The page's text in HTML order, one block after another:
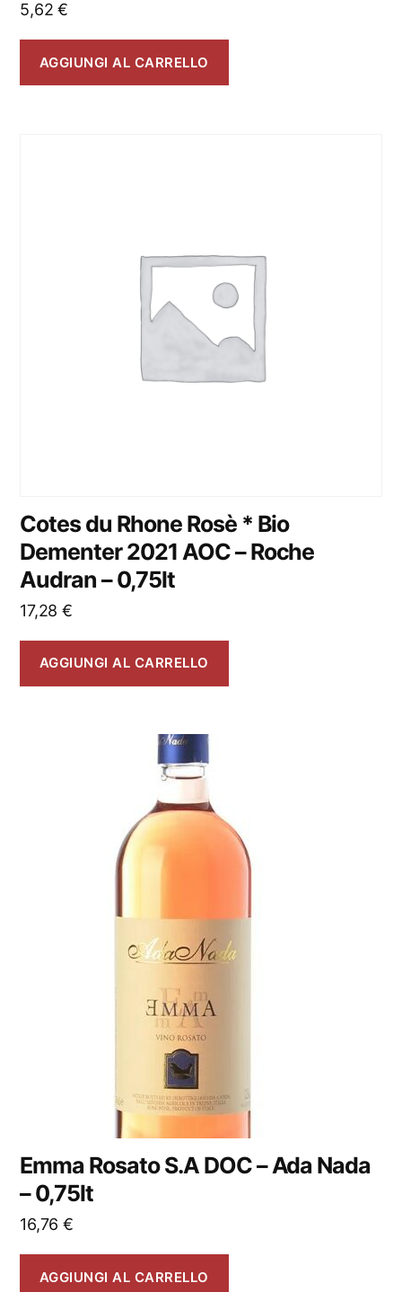
5,62€
AGGIUNGI AL CARRELLO
Cotes du Rhone Rosè * Bio
Dementer 2021 AOC – Roche
Audran – 0,75lt
17,28 €
AGGIUNGI AL CARRELLO
Emma Rosato S.A DOC – Ada Nada
– 0,75lt
16,76 €
AGGIUNGI AL CARRELLO